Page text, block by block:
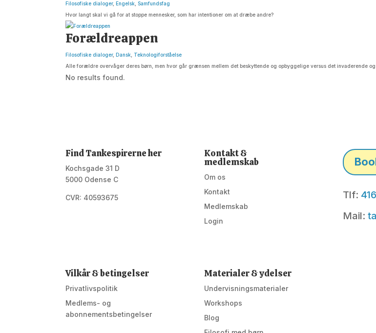
Filosofiske dialoger, Engelsk Samfundsfag
Hvor langt skal vi gå for at stoppe mennesker, som har intentioner om at dræbe andre?
Forældreappen
Filosofiske dialoger, Dansk Teknologiforståelse
Alle forældre overvåger deres børn, men hvor går grænsen mellem det beskyttende og opbyggelige versus det invaderende
No results found.
Find Tankespirerne her
Kochsgade 31 D
5000 Odense C
CVR: 40593675
Kontakt &
medlemskab
Om os
Kontakt
Medlemskab
Login
Vilkår & betingelser
Privatlivspolitik
Medlems- og
abonnementsbetingelser
Materialer & ydelser
Undervisningsmaterialer
Workshops
Blog
Tlf:
Mail: